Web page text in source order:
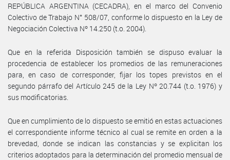
REPÚBLICA ARGENTINA (CECADRA), en el marco del Convenio
Colectivo de Trabajo N° 508/07, conforme lo dispuesto en la Ley de
Negociación Colectiva Nº 14.250 (t.o. 2004).
Que en la referida Disposición también se dispuso evaluar la
procedencia de establecer los promedios de las remuneraciones
para, en caso de corresponder, fijar los topes previstos en el
segundo párrafo del Artículo 245 de la Ley Nº 20.744 (t.o. 1976) y
sus modificatorias.
Que en cumplimiento de lo dispuesto se emitió en estas actuaciones
el correspondiente informe técnico al cual se remite en orden a la
brevedad, donde se indican las constancias y se explicitan los
criterios adoptados para la determinación del promedio mensual de